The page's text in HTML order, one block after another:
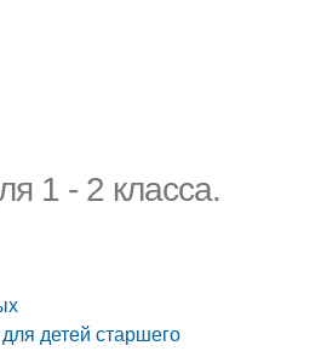
1 - 2 класса.
детей старшего